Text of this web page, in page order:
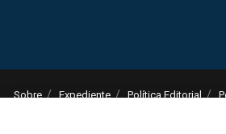
Sobre Expediente Política Editorial
- Notícias do Brasil e